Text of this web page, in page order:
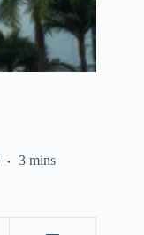
3 mins